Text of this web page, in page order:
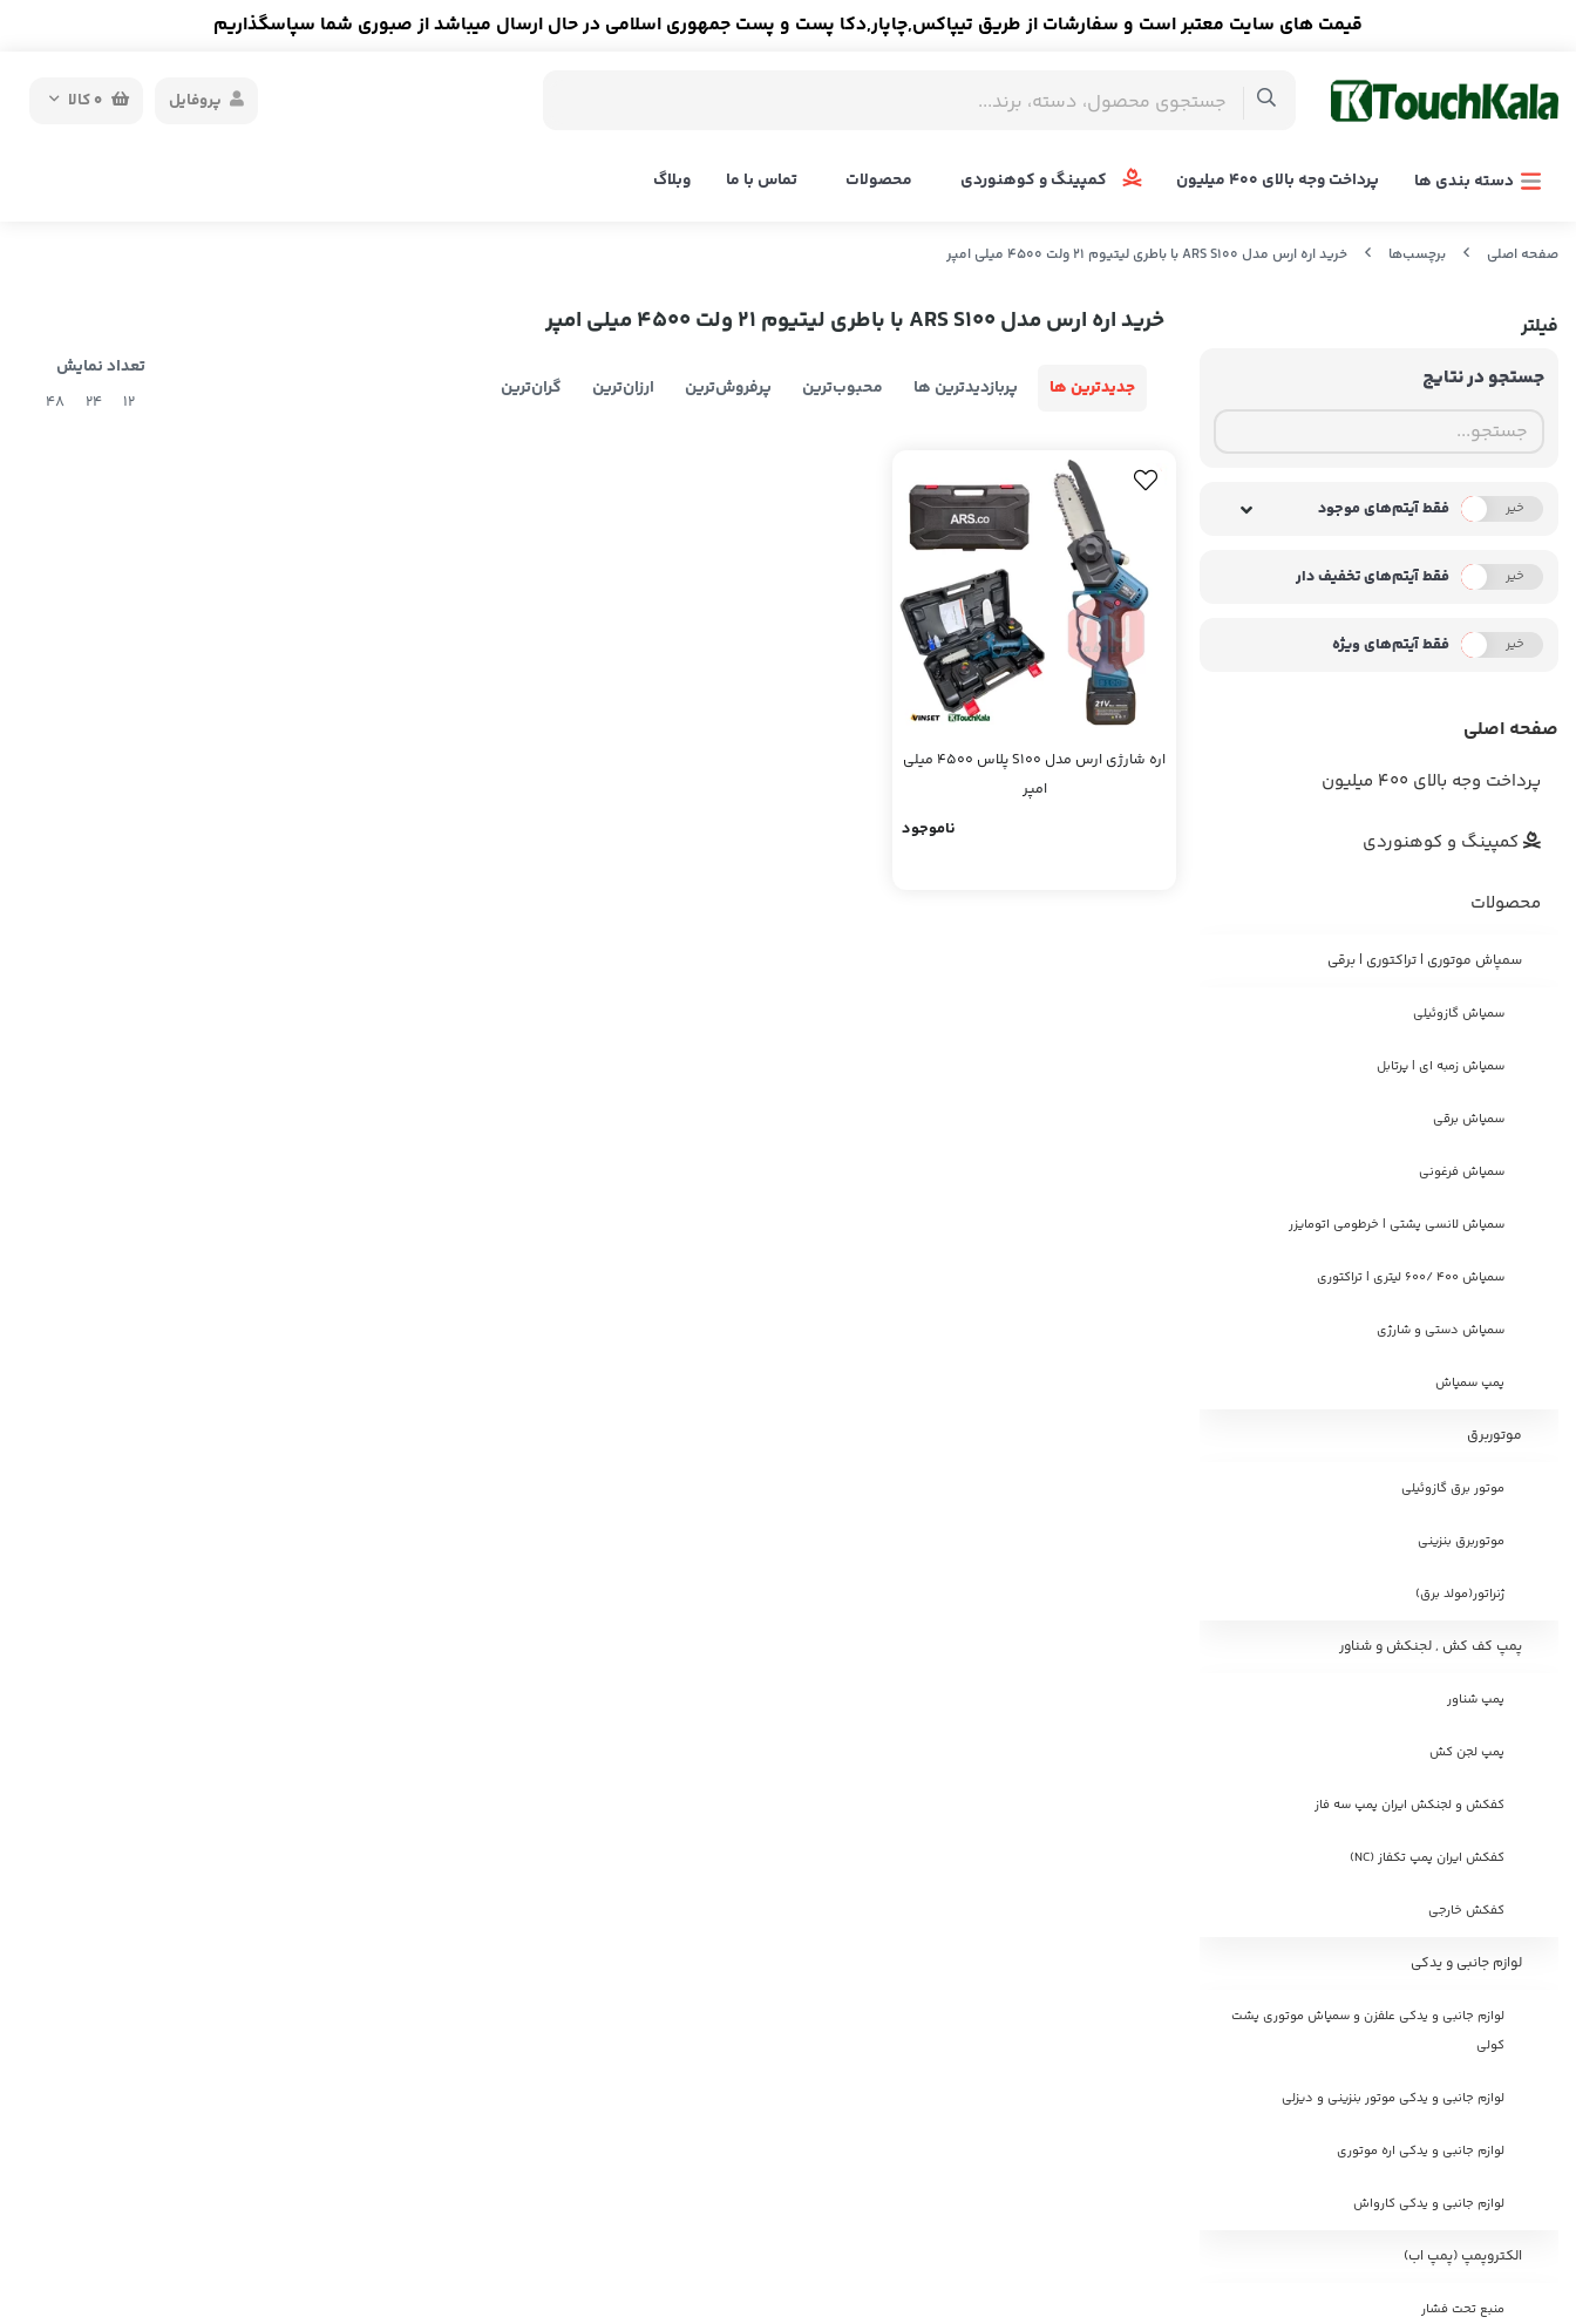
قیمت های سایت معتبر است و سفارشات از طریق تیپاکس,چاپار,دکا پست و پست جمهوری اسلامی در حال ارسال میباشد از صبوری شما سپاسگذاریم
0کالا پروفایل
دسته بندی ها پرداخت وجه بالای 400 میلیون کمپینگ و کوهنوردی محصولات تماس با ما وبلاگ
صفحه اصلی برچسب‌ها خرید اره ارس مدل ARS S100 با باطری لیتیوم 21 ولت 4500 میلی امپر
فیلتر
جستجو در نتایج
بله خیر فقط آیتم‌های موجود
بله خیر فقط آیتم‌های تخفیف دار
بله خیر فقط آیتم‌های ویژه
صفحه اصلی
پرداخت وجه بالای 400 میلیون
کمپینگ و کوهنوردی
محصولات
سمپاش موتوری | تراکتوری | برقی
سمپاش گازوئیلی
سمپاش زمبه ای | پرتابل
سمپاش برقی
سمپاش فرغونی
سمپاش لانسی پشتی | خرطومی اتومایزر
سمپاش 400 /600 لیتری | تراکتوری
سمپاش دستی و شارژی
پمپ سمپاش
موتوربرق
موتور برق گازوئیلی
موتوربرق بنزینی
ژنراتور(مولد برق)
پمپ کف کش , لجنکش و شناور
پمپ شناور
پمپ لجن کش
کفکش و لجنکش ایران پمپ سه فاز
کفکش ایران پمپ تکفاز (NC)
کفکش خارجی
لوازم جانبی و یدکی
لوازم جانبی و یدکی علفزن و سمپاش موتوری پشت
کولی
لوازم جانبی و یدکی موتور بنزینی و دیزلی
لوازم جانبی و یدکی اره موتوری
لوازم جانبی و یدکی کارواش
الکتروپمپ (پمپ اب)
منبع تحت فشار
خرید اره ارس مدل ARS S100 با باطری لیتیوم 21 ولت 4500 میلی امپر
جدیدترین ها پربازدیدترین ها محبوب‌‌ترین پرفروش‌ترین ارزان‌ترین گران‌ترین
تعداد نمایش
12
24
48
اره شارژی ارس مدل S100 پلاس 4500 میلی
امپر
ناموجود